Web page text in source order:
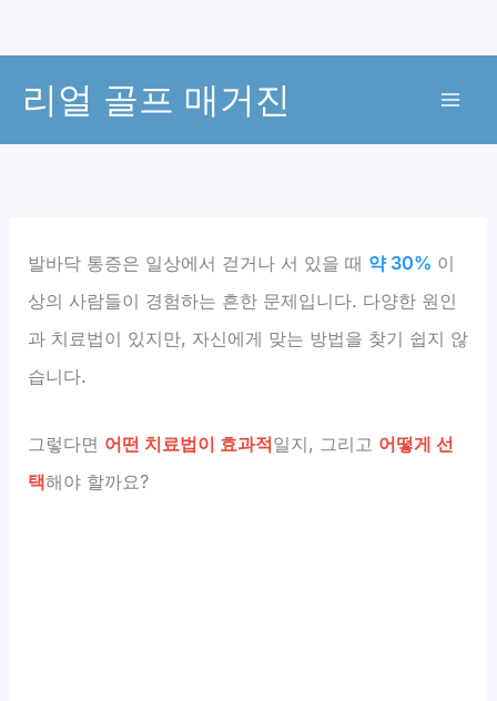
리얼 골프 매거진
발바닥 통증은 일상에서 걷거나 서 있을 때 약 30% 이
상의 사람들이 경험하는 흔한 문제입니다. 다양한 원인
과 치료법이 있지만, 자신에게 맞는 방법을 찾기 쉽지 않
습니다.
그렇다면 어떤 치료법이 효과적일지, 그리고 어떻게 선
택해야 할까요?